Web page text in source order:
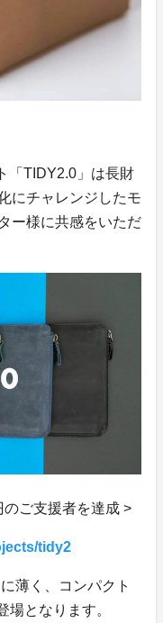
「TIDY2.0」は長財
にチャレンジしたモ
ー様に共感をいただ
ご支援者を達成 >
tidy2
薄く、コンパクト
場となります。